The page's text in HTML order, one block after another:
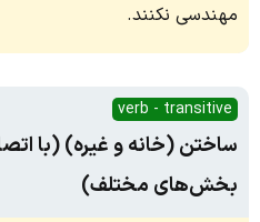
مهندسی نکنند.
verb - transitive
ساختن (خانه و غیره) (با
بخش‌های مختلف)